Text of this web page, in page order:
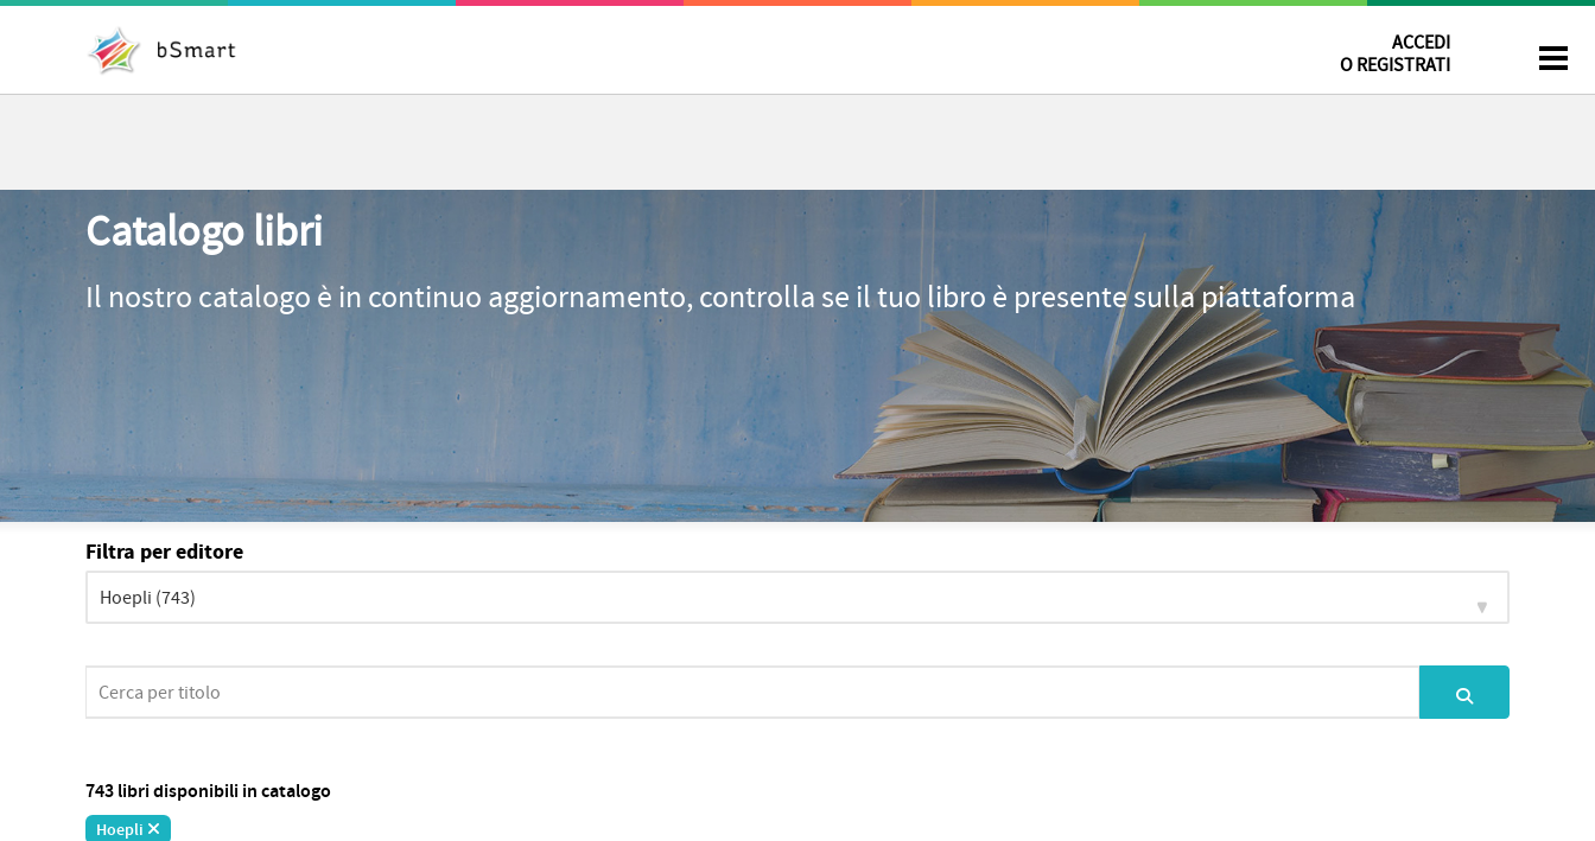
ACCEDI
O REGISTRATI
Catalogo libri
Il nostro catalogo è in continuo aggiornamento, controlla se il tuo libro è presente sulla piattaforma
Filtra per editore
743 libri disponibili in catalogo
Hoepli